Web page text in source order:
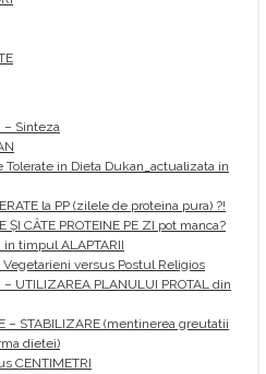
– Sinteza
Tolerate in Dieta Dukan_actualizata in
la PP (zilele de proteina pura) ?!
ȘI CÂTE PROTEINE PE ZI pot manca?
in timpul ALAPTARII
versus Postul Religios
– UTILIZAREA PLANULUI PROTAL din
– STABILIZARE (mentinerea greutatii
dietei)
CENTIMETRI